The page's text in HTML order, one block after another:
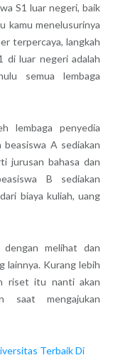
S1 luar negeri, baik
kamu menelusurinya
terpercaya, langkah
di luar negeri adalah
semua lembaga
lembaga penyedia
beasiswa A sediakan
jurusan bahasa dan
B sediakan
biaya kuliah, uang
melihat dan
lainnya. Kurang lebih
riset itu nanti akan
saat mengajukan
Terbaik Di